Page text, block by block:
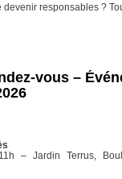
devenir responsables ?
vous –
– Jardin Terrus,